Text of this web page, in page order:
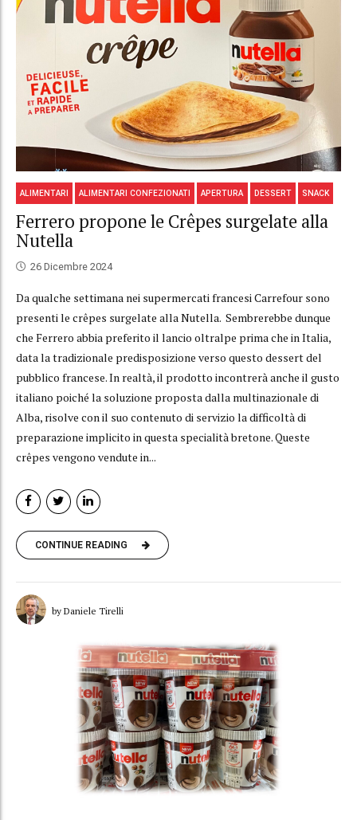
ALIMENTARI ALIMENTARI CONFEZIONATI APERTURA DESSERT SNACK
Ferrero propone le Crêpes surgelate alla
Nutella
26 Dicembre 2024
Da qualche settimana nei supermercati francesi Carrefour sono
presenti le crêpes surgelate alla Nutella. Sembrerebbe dunque
che Ferrero abbia preferito il lancio oltralpe prima che in Italia,
data la tradizionale predisposizione verso questo dessert del
pubblico francese. In realtà, il prodotto incontrerà anche il gusto
italiano poiché la soluzione proposta dalla multinazionale di
Alba, risolve con il suo contenuto di servizio la difficoltà di
preparazione implicito in questa specialità bretone. Queste
crêpes vengono vendute in...
CONTINUE READING
by Daniele Tirelli